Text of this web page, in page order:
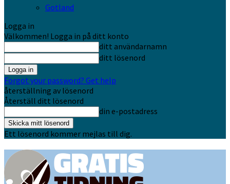
Gotland
Logga in
Välkommen! Logga in på ditt konto
ditt användarnamn
ditt lösenord
Forgot your password? Get help
återställning av lösenord
Återställ ditt lösenord
din e-postadress
Ett lösenord kommer mejlas till dig.